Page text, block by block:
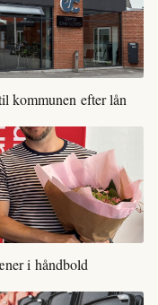
kommunen efter lån
i håndbold